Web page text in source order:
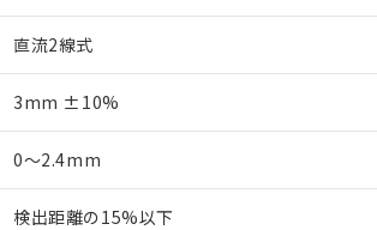
直流2線式
3mm ±10%
0～2.4mm
検出距離の15%以下